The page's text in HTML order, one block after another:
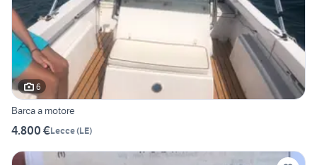
6
Barca a motore
4.800 €Lecce(LE)